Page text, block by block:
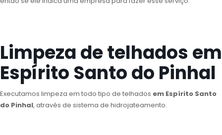
Limpeza de telhados em
Espírito Santo do Pinhal
Executamos limpeza em todo tipo de telhados em Espírito Santo
do Pinhal, através de sistema de hidrojateamento.